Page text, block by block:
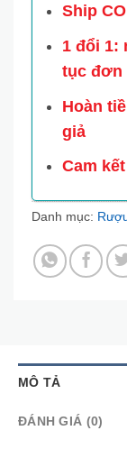
Ship
1 đổi 1:
tục đơn
Hoàn
giả
Cam
Danh mục:
MÔ TẢ
ĐÁNH GIÁ (0)